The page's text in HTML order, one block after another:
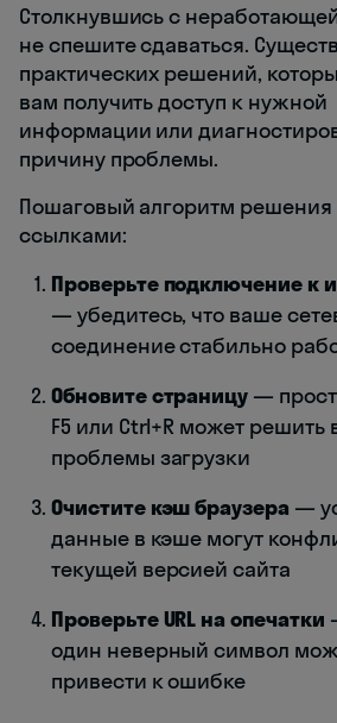
Столкнувшись с
не спешите сдаваться.
практических решений,
вам получить доступ к нужной
информации или
причину проблемы.
Пошаговый алгоритм решения
ссылками:
Проверьте подключение к
— убедитесь, что ваше
соединение стабильно
Обновите страницу —
F5 или Ctrl+R может
проблемы загрузки
Очистите кэш браузера —
данные в кэше могут
текущей версией сайта
Проверьте URL на опечатки
один неверный символ
привести к ошибке